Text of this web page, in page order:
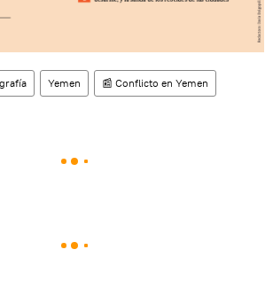
Yemen 📰 Conflicto en Yemen